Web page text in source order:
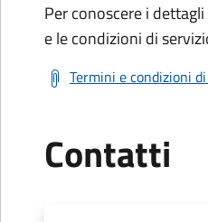
Per conoscere i
e le condizioni di
Termini e condizioni
Contatti